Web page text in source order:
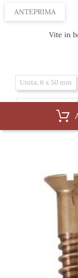
ANTEPRIMA
Vite in
Unita, 6 x 50 mm
Unita, 6 x 70 mm
Scatola, 6 x 30 mm